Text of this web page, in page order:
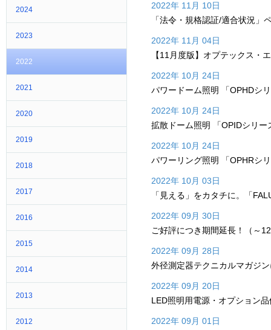
2024
2023
2022
2021
2020
2019
2018
2017
2016
2015
2014
2013
2012
2022年 11月 10日
「法令・規格認証/適合状況」
2022年 11月 04日
【11月度版】オプテックス・
2022年 10月 24日
パワードーム照明 「OPHDシ
2022年 10月 24日
拡散ドーム照明 「OPIDシリー
2022年 10月 24日
パワーリング照明 「OPHRシ
2022年 10月 03日
「見える」をカタチに。「
2022年 09月 30日
ご好評につき期間延長！（～
2022年 09月 28日
外径測定器テクニカルマガジ
2022年 09月 20日
LED照明用電源・オプション
2022年 09月 01日